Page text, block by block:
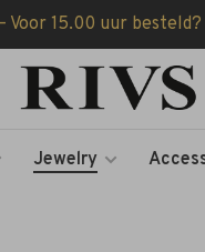
Voor 15.00 uur
Jewelry